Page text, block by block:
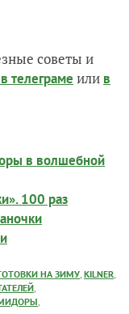
советы и
в телеграме или в
в волшебной
100 раз
НА ЗИМУ, KILNER,
,
,